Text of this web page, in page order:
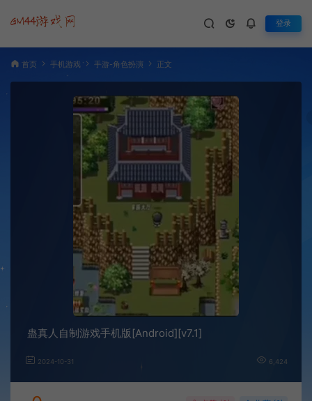
登录
首页 手机游戏 手游-角色扮演 正文
蛊真人自制游戏手机版[Android][v7.1]
2024-10-31 6,424